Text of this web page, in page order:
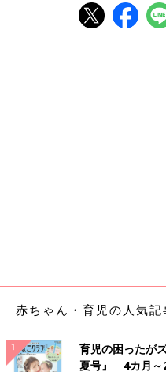
赤ちゃん・育児の人気
育児の困ったが
夏号』 4カ月～